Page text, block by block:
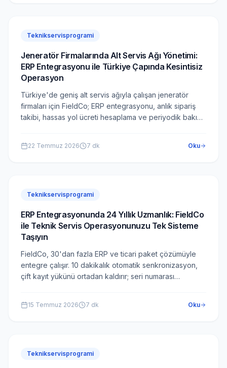
Teknikservisprogrami
Jeneratör Firmalarında Alt Servis Ağı Yönetimi:
ERP Entegrasyonu ile Türkiye Çapında Kesintisiz
Operasyon
Türkiye'de geniş alt servis ağıyla çalışan jeneratör
firmaları için FieldCo; ERP entegrasyonu, anlık sipariş
takibi, hassas yol ücreti hesaplama ve periyodik bakım
22 Temmuz 2026 7 dk Oku
Teknikservisprogrami
ERP Entegrasyonunda 24 Yıllık Uzmanlık: FieldCo
ile Teknik Servis Operasyonunuzu Tek Sisteme
Taşıyın
FieldCo, 30'dan fazla ERP ve ticari paket çözümüyle
entegre çalışır. 10 dakikalık otomatik senkronizasyon,
çift kayıt yükünü ortadan kaldırır; seri numarası
15 Temmuz 2026 7 dk Oku
Teknikservisprogrami